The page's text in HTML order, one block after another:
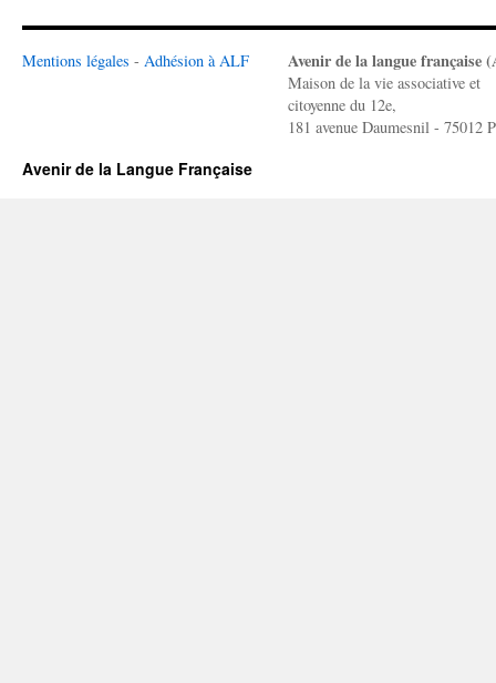
Mentions légales - Adhésion à ALF Avenir de la langue française
Maison de la vie associative et
citoyenne du 12e,
181 avenue Daumesnil - 75012
Avenir de la Langue Française